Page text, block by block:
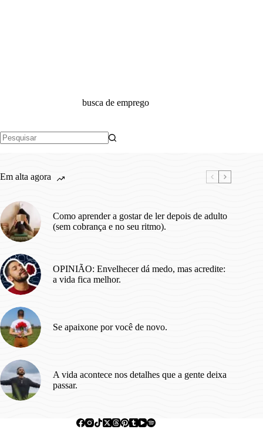
busca de emprego
Em alta agora
Como aprender a gostar de ler depois de adulto
(sem cobrança e no seu ritmo).
OPINIÃO: Envelhecer dá medo, mas acredite:
a vida fica melhor.
Se apaixone por você de novo.
A vida acontece nos detalhes que a gente deixa
passar.